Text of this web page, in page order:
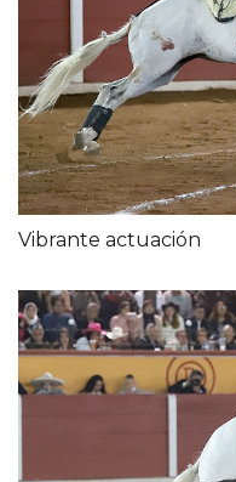
Vibrante actuación